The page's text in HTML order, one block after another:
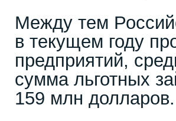
Между тем
в текущем году
предприятий,
сумма льготных
159 млн долларов.